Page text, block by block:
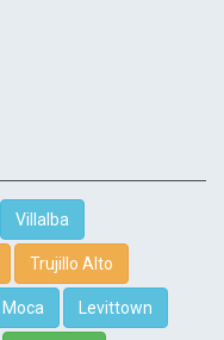
Villalba
Trujillo Alto
Moca Levittown